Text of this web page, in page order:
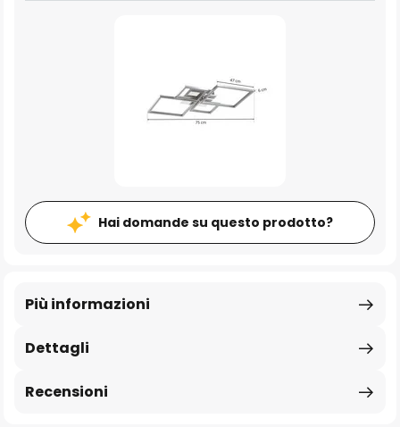
Hai domande su questo prodotto?
Dettagli
Più informazioni
Recensioni